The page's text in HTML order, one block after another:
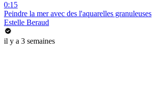
0:15
Peindre la mer avec des l'aquarelles granuleuses
Estelle Beraud
il y a 3 semaines